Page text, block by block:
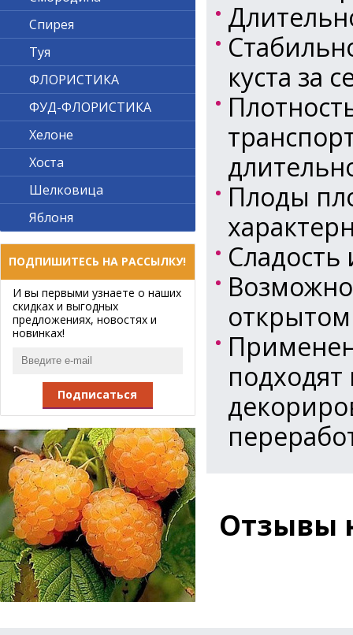
куста за
Плоды
Сладость
Отзывы
Спирея
Туя
ФЛОРИСТИКА
ФУД-ФЛОРИСТИКА
Хелоне
Хоста
Шелковица
Яблоня
ПОДПИШИТЕСЬ НА РАССЫЛКУ!
И вы первыми узнаете о наших
скидках и выгодных
предложениях, новостях и
новинках!
Подписаться